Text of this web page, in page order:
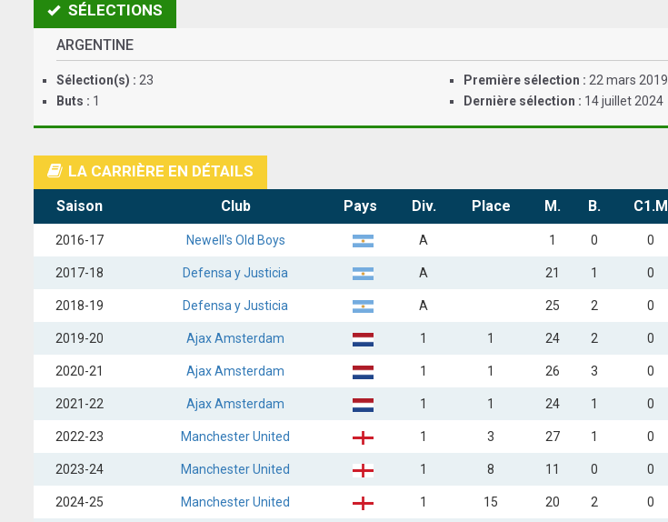
SÉLECTIONS
ARGENTINE
Sélection(s) : 23
Buts : 1
Première sélection : 22 mars 2019
Dernière sélection : 14 juillet 2024
LA CARRIÈRE EN DÉTAILS
Saison Club Pays Div. Place M. B. C1.M
2016-17 Newell's Old Boys A 1 0 0
2017-18 Defensa y Justicia A 21 1 0
2018-19 Defensa y Justicia A 25 2 0
2019-20 Ajax Amsterdam 1 1 24 2 0
2020-21 Ajax Amsterdam 1 1 26 3 0
2021-22 Ajax Amsterdam 1 1 24 1 0
2022-23 Manchester United 1 3 27 1 0
2023-24 Manchester United 1 8 11 0 0
2024-25 Manchester United 1 15 20 2 0